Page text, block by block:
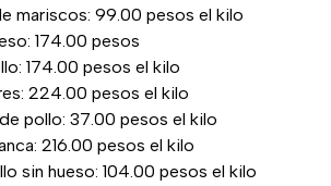
mariscos: 99.00 pesos el kilo
174.00 pesos
174.00 pesos el kilo
224.00 pesos el kilo
pollo: 37.00 pesos el kilo
216.00 pesos el kilo
sin hueso: 104.00 pesos el kilo